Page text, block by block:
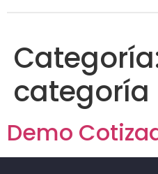
categoría
Demo